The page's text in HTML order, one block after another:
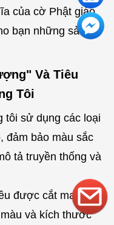
của cờ Phật giáo,
bạn những sản
Và Tiêu
Tôi
tôi sử dụng các loại
đảm bảo màu sắc
tả truyền thống và
được cắt may theo
và kích thước